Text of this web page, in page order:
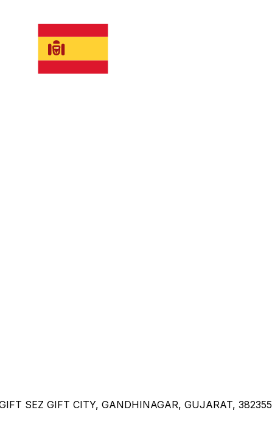
SEZ GIFT CITY, GANDHINAGAR, GUJARAT, 382355